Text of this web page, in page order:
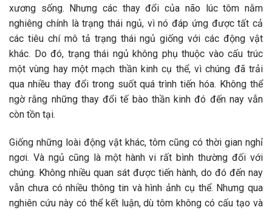
xương sống. Nhưng các thay đổi của não lúc tôm nằm
nghiêng chính là trạng thái ngủ, vì nó đáp ứng được tất cả
các tiêu chí mô tả trạng thái ngủ giống với các động vật
khác. Do đó, trạng thái ngủ không phụ thuộc vào cấu trúc
một vùng hay một mạch thần kinh cụ thể, vì chúng đã trải
qua nhiều thay đổi trong suốt quá trình tiến hóa. Không thể
ngờ rằng những thay đổi tế bào thần kinh đó đến nay vẫn
còn tồn tại.
Giống những loài động vật khác, tôm cũng có thời gian nghỉ
ngơi. Và ngủ cũng là một hành vi rất bình thường đối với
chúng. Không nhiều quan sát được tiến hành, do đó đến nay
vẫn chưa có nhiều thông tin và hình ảnh cụ thể. Nhưng qua
nghiên cứu này có thể kết luận, dù tôm không có cấu tạo và